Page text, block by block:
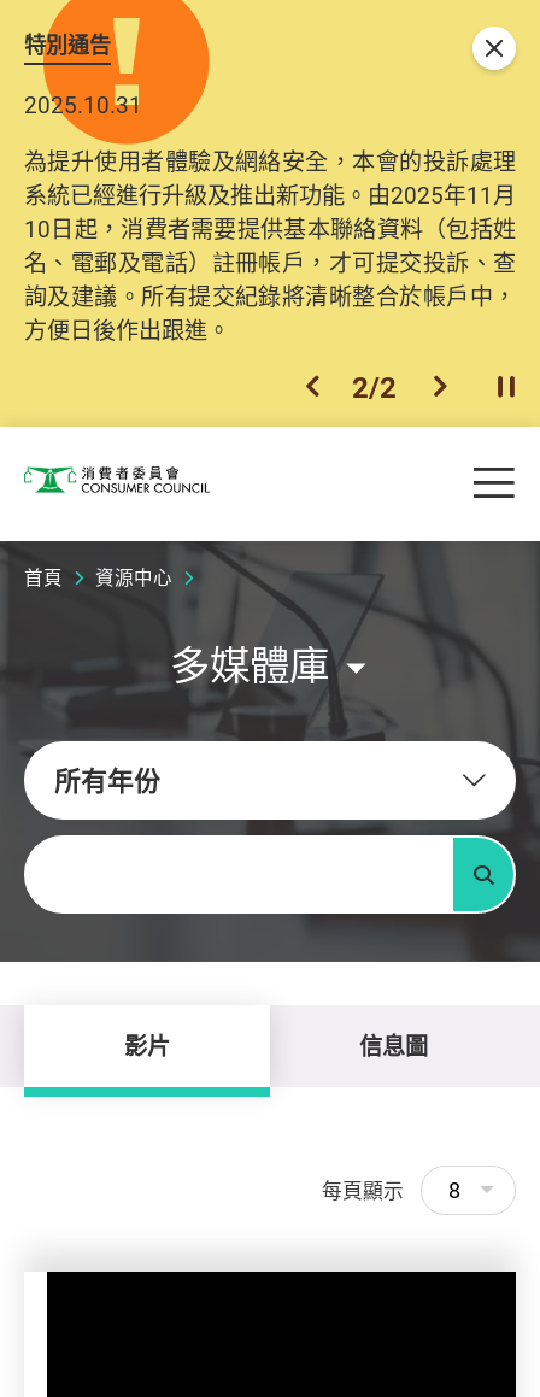
特別通告
2025.10.31
為提升使用者體驗及網絡安全，本會的投訴處理
系統已經進行升級及推出新功能。由2025年11月
10日起，消費者需要提供基本聯絡資料（包括姓
名、電郵及電話）註冊帳戶，才可提交投訴、查
詢及建議。所有提交紀錄將清晰整合於帳戶中，
方便日後作出跟進。
上一個
2/2 下一個開
關閉
消費者委員會 目
首頁 資源中心
多媒體庫
所有年份
關鍵字
搜尋
影片 信息圖
每頁顯示 8